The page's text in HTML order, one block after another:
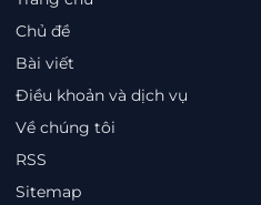
Chủ đề
Bài viết
Điều khoản và dịch vụ
Về chúng tôi
RSS
Sitemap